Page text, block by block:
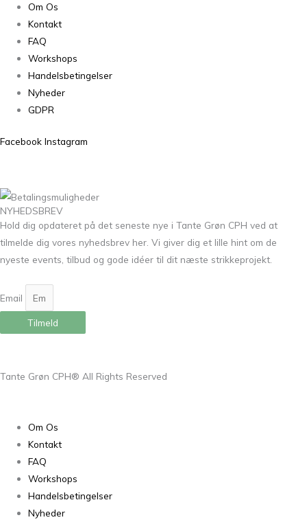
Om Os
Kontakt
FAQ
Workshops
Handelsbetingelser
Nyheder
GDPR
Facebook Instagram
NYHEDSBREV
Hold dig opdateret på det seneste nye i Tante Grøn CPH ved at
tilmelde dig vores nyhedsbrev her. Vi giver dig et lille hint om de
nyeste events, tilbud og gode idéer til dit næste strikkeprojekt.
Email
Tilmeld
Tante Grøn CPH® All Rights Reserved
Om Os
Kontakt
FAQ
Workshops
Handelsbetingelser
Nyheder